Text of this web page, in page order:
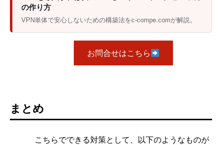
の作り方
VPN単体で安心しないための構築法をc-compe.comが解説。
お問合せはこちら
まとめ
こちらでできる対策として、以下のようなものが